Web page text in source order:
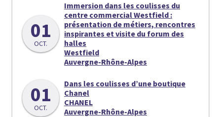
01
OCT.
Immersion dans les coulisses du
centre commercial Westfield :
présentation de métiers, rencontres
inspirantes et visite du forum des
halles
Westfield
Auvergne-Rhône-Alpes
01
OCT.
Dans les coulisses d’une boutique
Chanel
CHANEL
Auvergne-Rhône-Alpes